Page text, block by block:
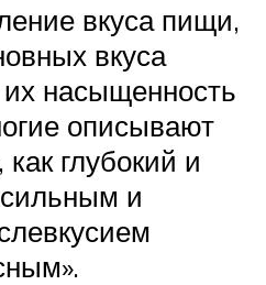
вкуса пищи,
вкуса
насыщенность
описывают
глубокий и
и